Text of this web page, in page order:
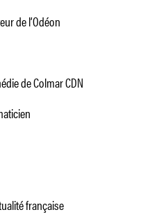
de l’Odéon
de Colmar CDN
française